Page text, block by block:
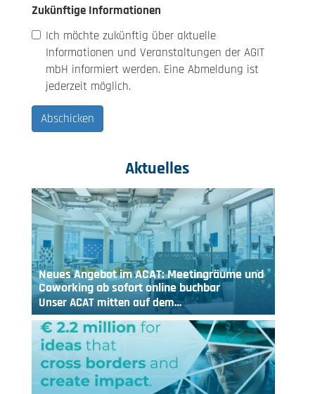
Zukünftige Informationen
Ich möchte zukünftig über aktuelle
Informationen und Veranstaltungen der AGIT
mbH informiert werden. Eine Abmeldung ist
jederzeit möglich.
Aktuelles
Neues Angebot im ACAT: Meetingräume und
Coworking ab sofort online buchbar
Unser ACAT mitten auf dem…